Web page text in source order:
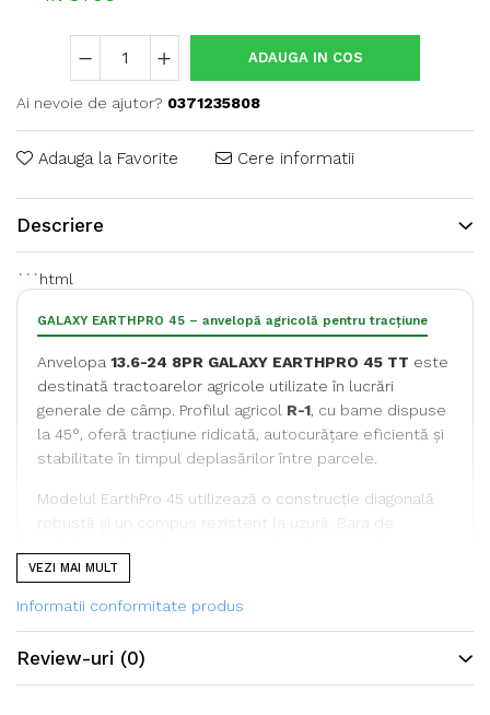
ADAUGA IN COS
Ai nevoie de ajutor? 0371235808
Adauga la Favorite Cere informatii
Descriere
```html
GALAXY EARTHPRO 45 – anvelopă agricolă pentru tracțiune
Anvelopa 13.6-24 8PR GALAXY EARTHPRO 45 TT este
destinată tractoarelor agricole utilizate în lucrări
generale de câmp. Profilul agricol R-1 , cu bame dispuse
la 45°, oferă tracțiune ridicată, autocurățare eficientă și
stabilitate în timpul deplasărilor între parcele.
Modelul EarthPro 45 utilizează o construcție diagonală
robustă și un compus rezistent la uzură. Bara de
cauciuc contribuie la prelungirea duratei de exploatare
VEZI MAI MULT
Informatii conformitate produs
Review-uri (0)